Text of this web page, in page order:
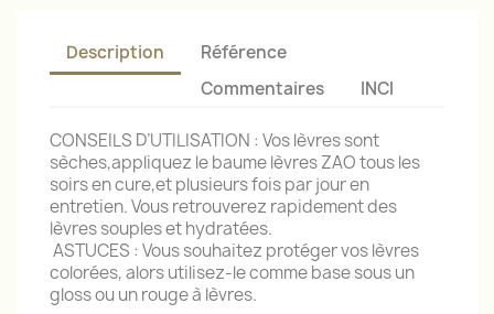
Description
Référence
Commentaires
INCI
CONSEILS D’UTILISATION : Vos lèvres sont
sèches,appliquez le baume lèvres ZAO tous les
soirs en cure,et plusieurs fois par jour en
entretien. Vous retrouverez rapidement des
lèvres souples et hydratées.
ASTUCES : Vous souhaitez protéger vos lèvres
colorées, alors utilisez-le comme base sous un
gloss ou un rouge à lèvres.